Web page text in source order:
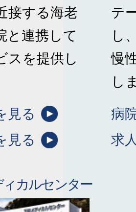
接する海老
と連携して
スを提供し
見る
見る
テ
し
慢
し
病
求
カルセンター